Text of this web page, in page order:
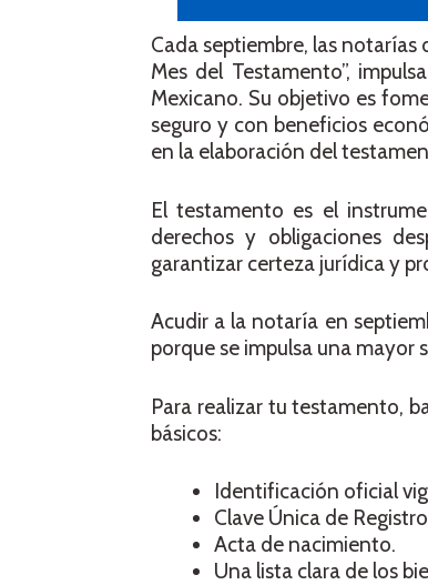
Cada septiembre, las
Mes del Testamento”,
Mexicano. Su objetivo es
seguro y con beneficios
en la elaboración del
El testamento es el
derechos y obligaciones
garantizar certeza jurídica y
Acudir a la notaría en
porque se impulsa una mayor
Para realizar tu testamento,
básicos:
Identificación oficial
Clave Única de
Acta de nacimiento.
Una lista clara de los